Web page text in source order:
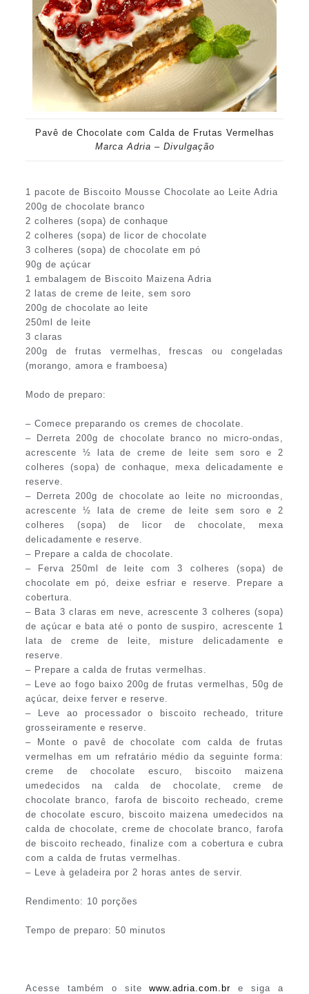
Pavê de Chocolate com Calda de Frutas Vermelhas
Marca Adria – Divulgação
1 pacote de Biscoito Mousse Chocolate ao Leite Adria
200g de chocolate branco
2 colheres (sopa) de conhaque
2 colheres (sopa) de licor de chocolate
3 colheres (sopa) de chocolate em pó
90g de açúcar
1 embalagem de Biscoito Maizena Adria
2 latas de creme de leite, sem soro
200g de chocolate ao leite
250ml de leite
3 claras
200g de frutas vermelhas, frescas ou congeladas
(morango, amora e framboesa)
Modo de preparo:
– Comece preparando os cremes de chocolate.
– Derreta 200g de chocolate branco no micro-ondas,
acrescente ½ lata de creme de leite sem soro e 2
colheres (sopa) de conhaque, mexa delicadamente e
reserve.
– Derreta 200g de chocolate ao leite no microondas,
acrescente ½ lata de creme de leite sem soro e 2
colheres (sopa) de licor de chocolate, mexa
delicadamente e reserve.
– Prepare a calda de chocolate.
– Ferva 250ml de leite com 3 colheres (sopa) de
chocolate em pó, deixe esfriar e reserve. Prepare a
cobertura.
– Bata 3 claras em neve, acrescente 3 colheres (sopa)
de açúcar e bata até o ponto de suspiro, acrescente 1
lata de creme de leite, misture delicadamente e
reserve.
– Prepare a calda de frutas vermelhas.
– Leve ao fogo baixo 200g de frutas vermelhas, 50g de
açúcar, deixe ferver e reserve.
– Leve ao processador o biscoito recheado, triture
grosseiramente e reserve.
– Monte o pavê de chocolate com calda de frutas
vermelhas em um refratário médio da seguinte forma:
creme de chocolate escuro, biscoito maizena
umedecidos na calda de chocolate, creme de
chocolate branco, farofa de biscoito recheado, creme
de chocolate escuro, biscoito maizena umedecidos na
calda de chocolate, creme de chocolate branco, farofa
de biscoito recheado, finalize com a cobertura e cubra
com a calda de frutas vermelhas.
– Leve à geladeira por 2 horas antes de servir.
Rendimento: 10 porções
Tempo de preparo: 50 minutos
Acesse também o sitewww.adria.com.br e siga a